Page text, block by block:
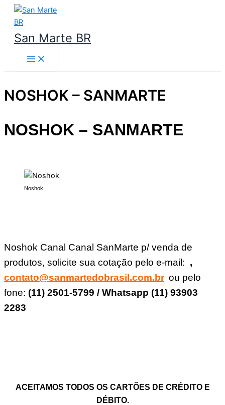
para
conteúdo
San Marte BR
NOSHOK – SANMARTE
NOSHOK – SANMARTE
Noshok
Noshok Canal Canal SanMarte p/ venda de
produtos, solicite sua cotação pelo e-mail: ,
contato@sanmartedobrasil.com.br ou pelo
fone: (11) 2501-5799 / Whatsapp (11) 93903
2283
ACEITAMOS TODOS OS CARTÕES DE CRÉDITO E
DÉBITO.